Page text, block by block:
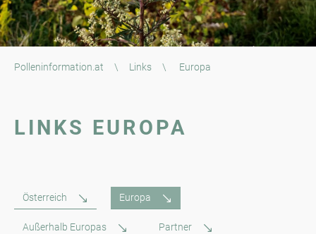
Polleninformation.at \ Links \ Europa
LINKS EUROPA
Österreich Europa
Außerhalb Europas Partner